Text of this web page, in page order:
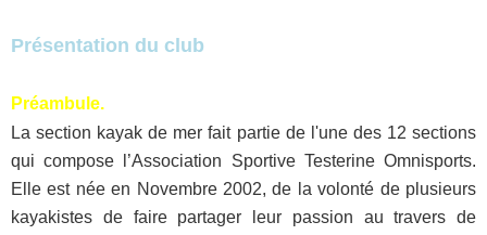
Présentation du club
Préambule.
La section kayak de mer fait partie de l'une des 12 sections
qui compose l’Association Sportive Testerine Omnisports.
Elle est née en Novembre 2002, de la volonté de plusieurs
kayakistes de faire partager leur passion au travers de